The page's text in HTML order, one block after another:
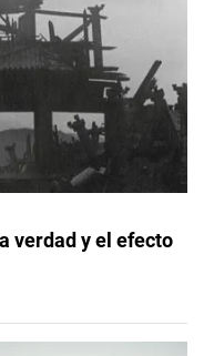
verdad y el efecto